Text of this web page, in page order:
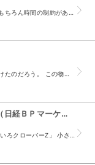
私はもっとたくさん本が読みたいです。 もちろん時間の制約があるので叶わない夢です。 私は小説もマンガもビジネス書も読みますが、読書の楽しさにさらに地頭が良くなったらなお嬉しいではありませんか。...
『未来』 何というタイトルを湊さんはつけたのだろう。 この物語を読まずして、ただ『未来』とだけ聞いたならば、特別に何かを感じることはない。 極々平凡なタイトルと思ったことだろう。 しかし、この...
『ももクロ改』 川上アキラ （日経ＢＰマーケティング ）
幾多の困難をのりこえ4人になった「ももいろクローバーZ」 小さな巨人の突然の卒業から4人で迎えた東京ドーム10周年ライブまでの120日間の舞台裏 4人と新たに目指す未来の行方は？！ 新Z伝説は...